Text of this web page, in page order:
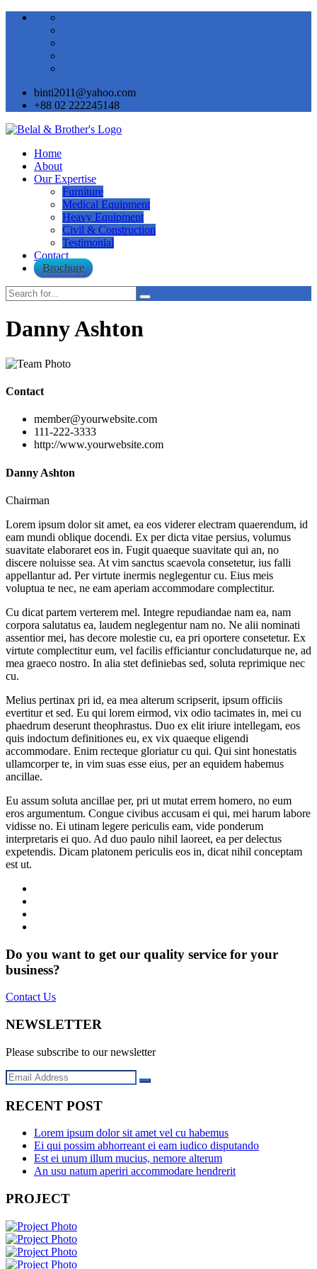
binti2011@yahoo.com
+88 02 222245148
Home
About
Our Expertise
Furniture
Medical Equipment
Heavy Equipment
Civil & Construction
Testimonial
Contact
Brochure
Danny Ashton
Contact
member@yourwebsite.com
111-222-3333
http://www.yourwebsite.com
Danny Ashton
Chairman
Lorem ipsum dolor sit amet, ea eos viderer electram quaerendum, id
eam mundi oblique docendi. Ex per dicta vitae persius, volumus
suavitate elaboraret eos in. Fugit quaeque suavitate qui an, no
discere noluisse sea. At vim sanctus scaevola consetetur, ius falli
appellantur ad. Per virtute inermis neglegentur cu. Eius meis
voluptua te nec, ne eam aperiam accommodare complectitur.
Cu dicat partem verterem mel. Integre repudiandae nam ea, nam
corpora salutatus ea, laudem neglegentur nam no. Ne alii nominati
assentior mei, has decore molestie cu, ea pri oportere consetetur. Ex
virtute complectitur eum, vel facilis efficiantur concludaturque ne, ad
mea graeco nostro. In alia stet definiebas sed, soluta reprimique nec
cu.
Melius pertinax pri id, ea mea alterum scripserit, ipsum officiis
evertitur et sed. Eu qui lorem eirmod, vix odio tacimates in, mei cu
phaedrum deserunt theophrastus. Duo ex elit iriure intellegam, eos
quis indoctum definitiones eu, ex vix quaeque eligendi
accommodare. Enim recteque gloriatur cu qui. Qui sint honestatis
ullamcorper te, in vim suas esse eius, per an equidem habemus
ancillae.
Eu assum soluta ancillae per, pri ut mutat errem homero, no eum
eros argumentum. Congue civibus accusam ei qui, mei harum labore
vidisse no. Ei utinam legere periculis eam, vide ponderum
interpretaris ei quo. Ad duo paulo nihil laoreet, ea per delectus
expetendis. Dicam platonem periculis eos in, dicat nihil conceptam
est ut.
Do you want to get our quality service for your
business?
Contact Us
NEWSLETTER
Please subscribe to our newsletter
RECENT POST
Lorem ipsum dolor sit amet vel cu habemus
Ei qui possim abhorreant ei eam iudico disputando
Est ei unum illum mucius, nemore alterum
An usu natum aperiri accommodare hendrerit
PROJECT